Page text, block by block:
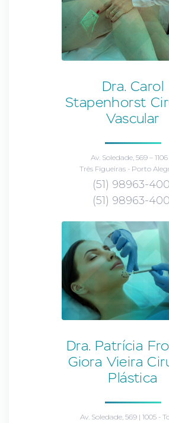
Dra. Carol
Stapenhorst
Vascular
Av. Soledade, 569 –
Três Figueiras - Porto
(51) 98963-
(51) 98963-
Dra. Patrícia
Giora Vieira
Plástica
Av. Soledade, 569 | 1005 -